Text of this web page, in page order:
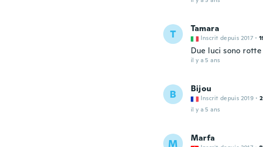
T Tamara
Inscrit depuis 2017 ·
Due luci sono rotte
il y a 5 ans
B Bijou
Inscrit depuis 2019 ·
il y a 5 ans
M Marfa